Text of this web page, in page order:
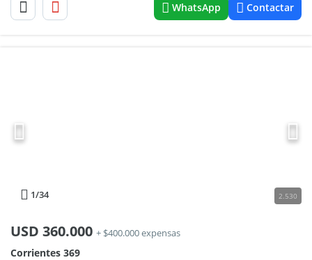
WhatsApp Contactar
1/34 2.530
USD 360.000 + $400.000 expensas
Corrientes 369